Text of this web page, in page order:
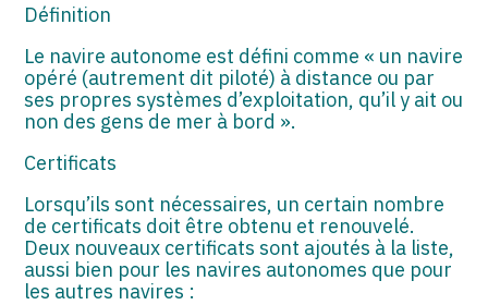
ASSOCIATIONS
START-UP
Définition
Le navire autonome est défini comme « un navire
opéré (autrement dit piloté) à distance ou par
ses propres systèmes d’exploitation, qu’il y ait ou
non des gens de mer à bord ».
Certificats
Lorsqu’ils sont nécessaires, un certain nombre
de certificats doit être obtenu et renouvelé.
Deux nouveaux certificats sont ajoutés à la liste,
aussi bien pour les navires autonomes que pour
les autres navires :